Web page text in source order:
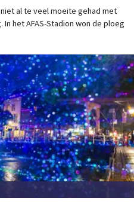
al te veel moeite gehad met
het AFAS-Stadion won de ploeg